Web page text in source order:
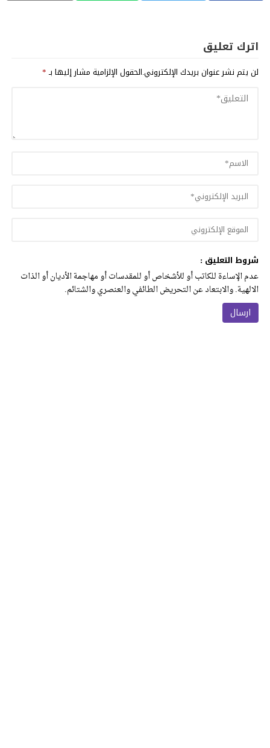
اترك تعليق
لن يتم نشر عنوان بريدك الإلكتروني.الحقول الإلزامية مشار إليها بـ*
شروط التعليق :
عدم الإساءة للكاتب أو للأشخاص أو للمقدسات أو مهاجمة الأديان أو الذات
الالهية. والابتعاد عن التحريض الطائفي والعنصري والشتائم.